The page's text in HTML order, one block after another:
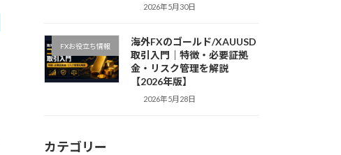
2026年5月30日
FXお役立ち情報
海外FXのゴールド/XAUUSD
取引入門｜特徴・必要証拠
金・リスク管理を解説
【2026年版】
2026年5月28日
カテゴリー